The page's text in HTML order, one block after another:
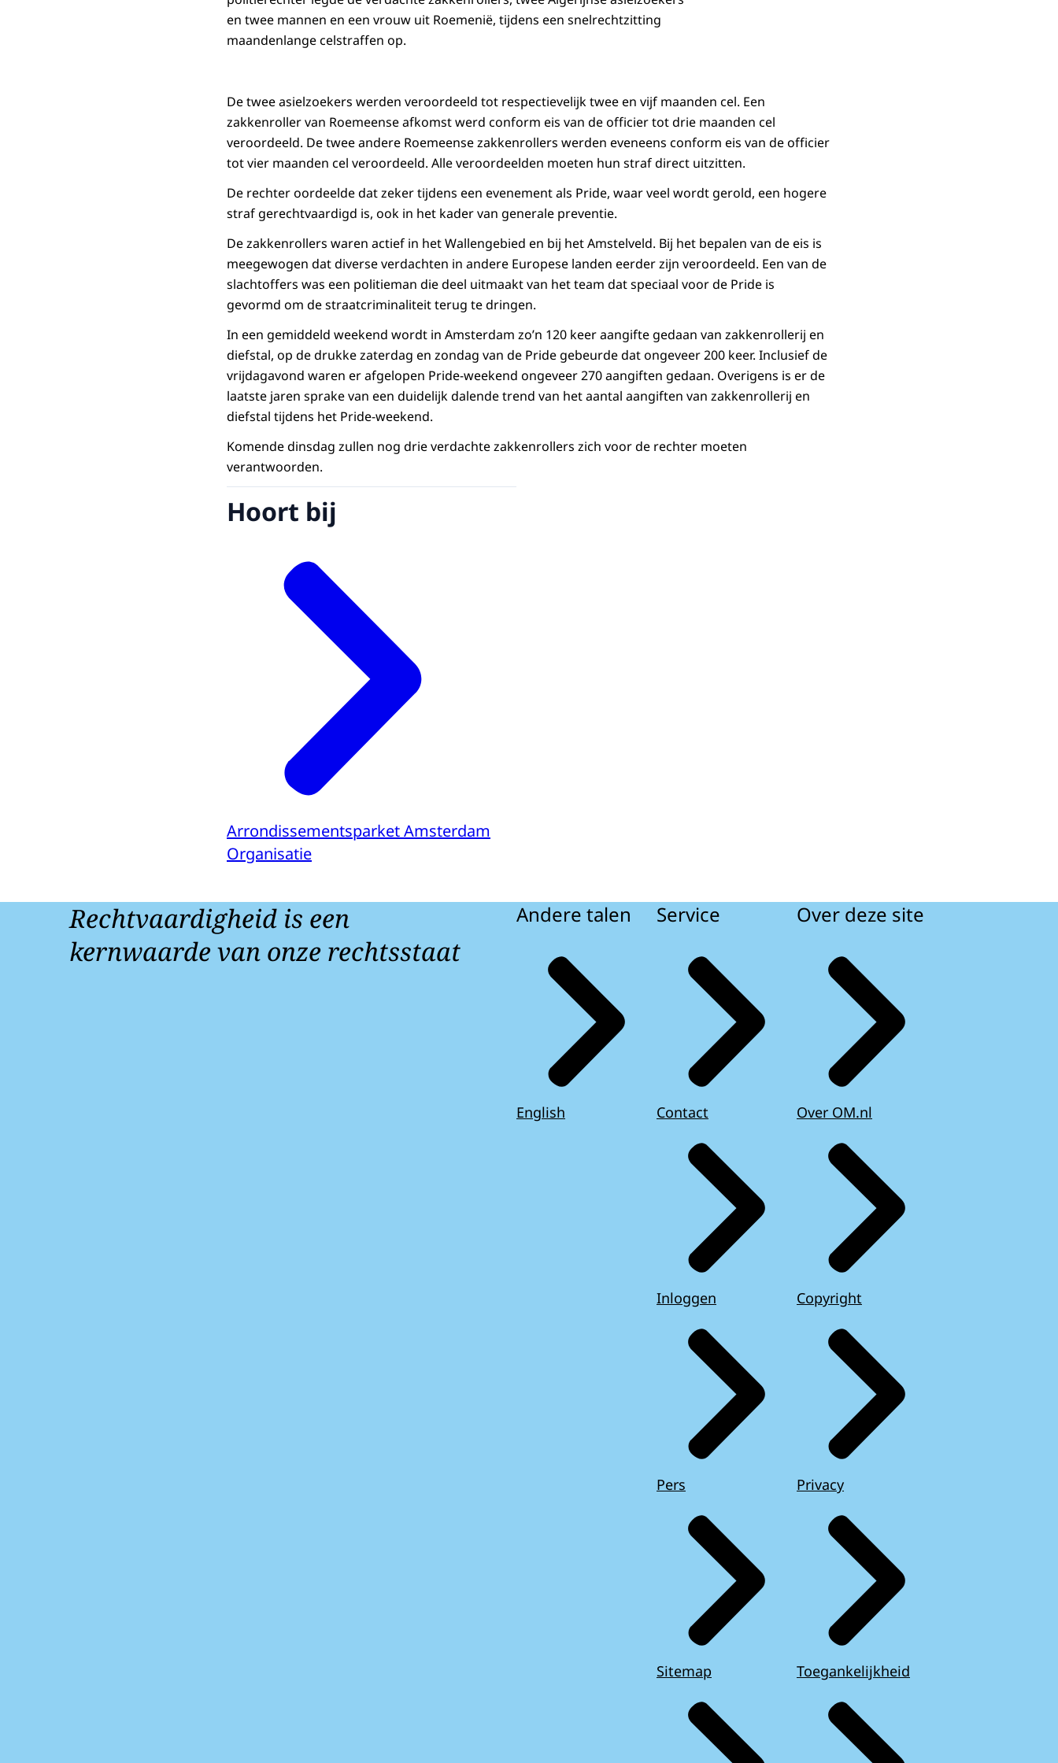
en twee mannen en een vrouw uit Roemenië, tijdens een snelrechtzitting
maandenlange celstraffen op.
De twee asielzoekers werden veroordeeld tot respectievelijk twee en vijf maanden cel. Een
zakkenroller van Roemeense afkomst werd conform eis van de officier tot drie maanden cel
veroordeeld. De twee andere Roemeense zakkenrollers werden eveneens conform eis van de officier
tot vier maanden cel veroordeeld. Alle veroordeelden moeten hun straf direct uitzitten.
De rechter oordeelde dat zeker tijdens een evenement als Pride, waar veel wordt gerold, een hogere
straf gerechtvaardigd is, ook in het kader van generale preventie.
De zakkenrollers waren actief in het Wallengebied en bij het Amstelveld. Bij het bepalen van de eis is
meegewogen dat diverse verdachten in andere Europese landen eerder zijn veroordeeld. Een van de
slachtoffers was een politieman die deel uitmaakt van het team dat speciaal voor de Pride is
gevormd om de straatcriminaliteit terug te dringen.
In een gemiddeld weekend wordt in Amsterdam zo’n 120 keer aangifte gedaan van zakkenrollerij en
diefstal, op de drukke zaterdag en zondag van de Pride gebeurde dat ongeveer 200 keer. Inclusief de
vrijdagavond waren er afgelopen Pride-weekend ongeveer 270 aangiften gedaan. Overigens is er de
laatste jaren sprake van een duidelijk dalende trend van het aantal aangiften van zakkenrollerij en
diefstal tijdens het Pride-weekend.
Komende dinsdag zullen nog drie verdachte zakkenrollers zich voor de rechter moeten
verantwoorden.
Hoort bij
Arrondissementsparket Amsterdam
Organisatie
Rechtvaardigheid is een
kernwaarde van onze rechtsstaat
Andere talen
English
Service
Contact
Inloggen
Pers
Sitemap
Over deze site
Over OM.nl
Copyright
Privacy
Toegankelijkheid